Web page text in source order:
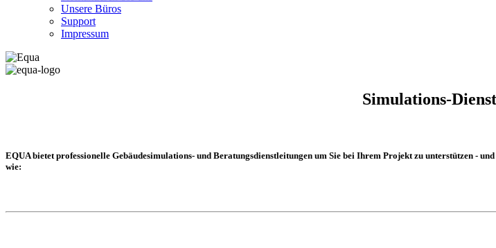
Unsere Büros
Support
Impressum
Simulations-
EQUA bietet professionelle Gebäudesimulations- und Beratungsdienstleitungen um Sie bei Ihrem Projekt zu unterstützen -
wie: